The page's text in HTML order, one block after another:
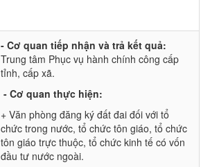
- Cơ quan tiếp nhận và trả kết quả:
Trung tâm Phục vụ hành chính công cấp
tỉnh, cấp xã.
- Cơ quan thực hiện:
+ Văn phòng đăng ký đất đai đối với tổ
chức trong nước, tổ chức tôn giáo, tổ chức
tôn giáo trực thuộc, tổ chức kinh tế có vốn
đầu tư nước ngoài.